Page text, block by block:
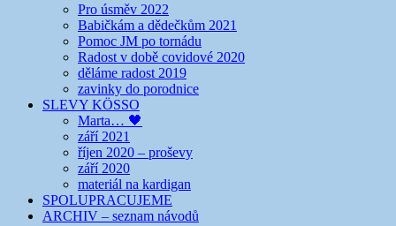
Pro úsměv 2022
Babičkám a dědečkům 2021
Pomoc JM po tornádu
Radost v době covidové 2020
děláme radost 2019
zavinky do porodnice
SLEVY KÖSSO
Marta… 🖤
září 2021
říjen 2020 – proševy
září 2020
materiál na kardigan
SPOLUPRACUJEME
ARCHIV – seznam návodů